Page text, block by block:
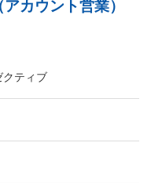
カウント営業）
クティブ